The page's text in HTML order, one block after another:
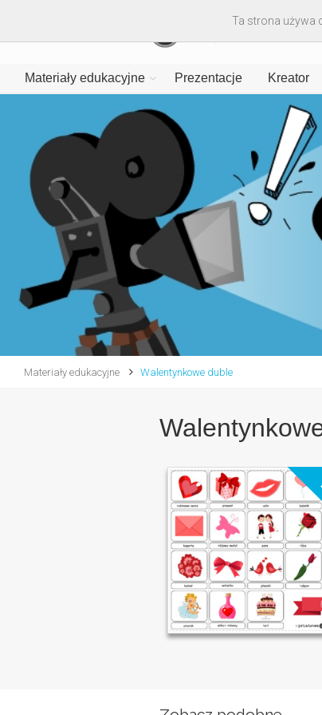
Materiały edukacyjne Prezentacje Kreator
Materiały edukacyjne Walentynkowe duble
Ta strona używa